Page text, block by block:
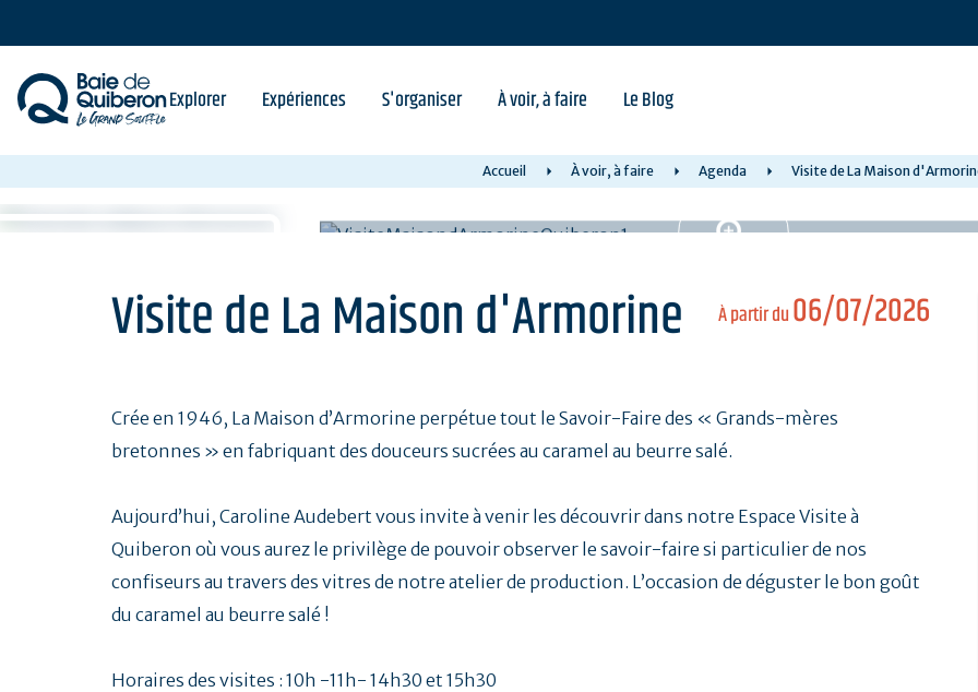
principal
Explorer Expériences S'organiser À voir, à faire Le Blog
Accueil À voir, à faire Agenda Visite de La Maison
À partir du06/07/2026
Visite de La Maison d'Armorine
Crée en 1946, La Maison d’Armorine perpétue tout le Savoir-Faire des « Grands-mères
bretonnes » en fabriquant des douceurs sucrées au caramel au beurre salé.
Aujourd’hui, Caroline Audebert vous invite à venir les découvrir dans notre Espace Visite à
Quiberon où vous aurez le privilège de pouvoir observer le savoir-faire si particulier de nos
confiseurs au travers des vitres de notre atelier de production. L’occasion de déguster le bon goût
du caramel au beurre salé !
Horaires des visites : 10h -11h- 14h30 et 15h30